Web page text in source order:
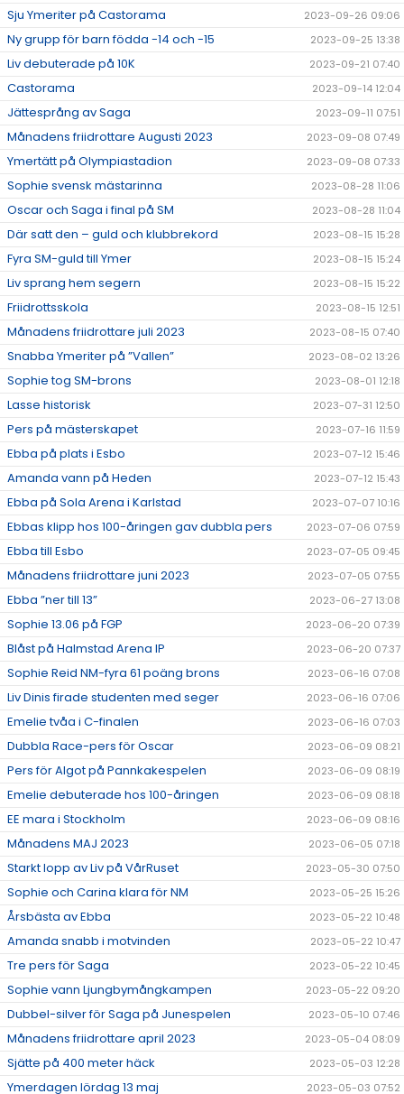
Sju Ymeriter på Castorama 2023-09-26 09:06
Ny grupp för barn födda -14 och -15 2023-09-25 13:38
Liv debuterade på 10K 2023-09-21 07:40
Castorama 2023-09-14 12:04
Jättesprång av Saga 2023-09-11 07:51
Månadens friidrottare Augusti 2023 2023-09-08 07:49
Ymertätt på Olympiastadion 2023-09-08 07:33
Sophie svensk mästarinna 2023-08-28 11:06
Oscar och Saga i final på SM 2023-08-28 11:04
Där satt den – guld och klubbrekord 2023-08-15 15:28
Fyra SM-guld till Ymer 2023-08-15 15:24
Liv sprang hem segern 2023-08-15 15:22
Friidrottsskola 2023-08-15 12:51
Månadens friidrottare juli 2023 2023-08-15 07:40
Snabba Ymeriter på ”Vallen” 2023-08-02 13:26
Sophie tog SM-brons 2023-08-01 12:18
Lasse historisk 2023-07-31 12:50
Pers på mästerskapet 2023-07-16 11:59
Ebba på plats i Esbo 2023-07-12 15:46
Amanda vann på Heden 2023-07-12 15:43
Ebba på Sola Arena i Karlstad 2023-07-07 10:16
Ebbas klipp hos 100-åringen gav dubbla pers 2023-07-06 07:59
Ebba till Esbo 2023-07-05 09:45
Månadens friidrottare juni 2023 2023-07-05 07:55
Ebba ”ner till 13” 2023-06-27 13:08
Sophie 13.06 på FGP 2023-06-20 07:39
Blåst på Halmstad Arena IP 2023-06-20 07:37
Sophie Reid NM-fyra 61 poäng brons 2023-06-16 07:08
Liv Dinis firade studenten med seger 2023-06-16 07:06
Emelie tvåa i C-finalen 2023-06-16 07:03
Dubbla Race-pers för Oscar 2023-06-09 08:21
Pers för Algot på Pannkakespelen 2023-06-09 08:19
Emelie debuterade hos 100-åringen 2023-06-09 08:18
EE mara i Stockholm 2023-06-09 08:16
Månadens MAJ 2023 2023-06-05 07:18
Starkt lopp av Liv på VårRuset 2023-05-30 07:50
Sophie och Carina klara för NM 2023-05-25 15:26
Årsbästa av Ebba 2023-05-22 10:48
Amanda snabb i motvinden 2023-05-22 10:47
Tre pers för Saga 2023-05-22 10:45
Sophie vann Ljungbymångkampen 2023-05-22 09:20
Dubbel-silver för Saga på Junespelen 2023-05-10 07:46
Månadens friidrottare april 2023 2023-05-04 08:09
Sjätte på 400 meter häck 2023-05-03 12:28
Ymerdagen lördag 13 maj 2023-05-03 07:52